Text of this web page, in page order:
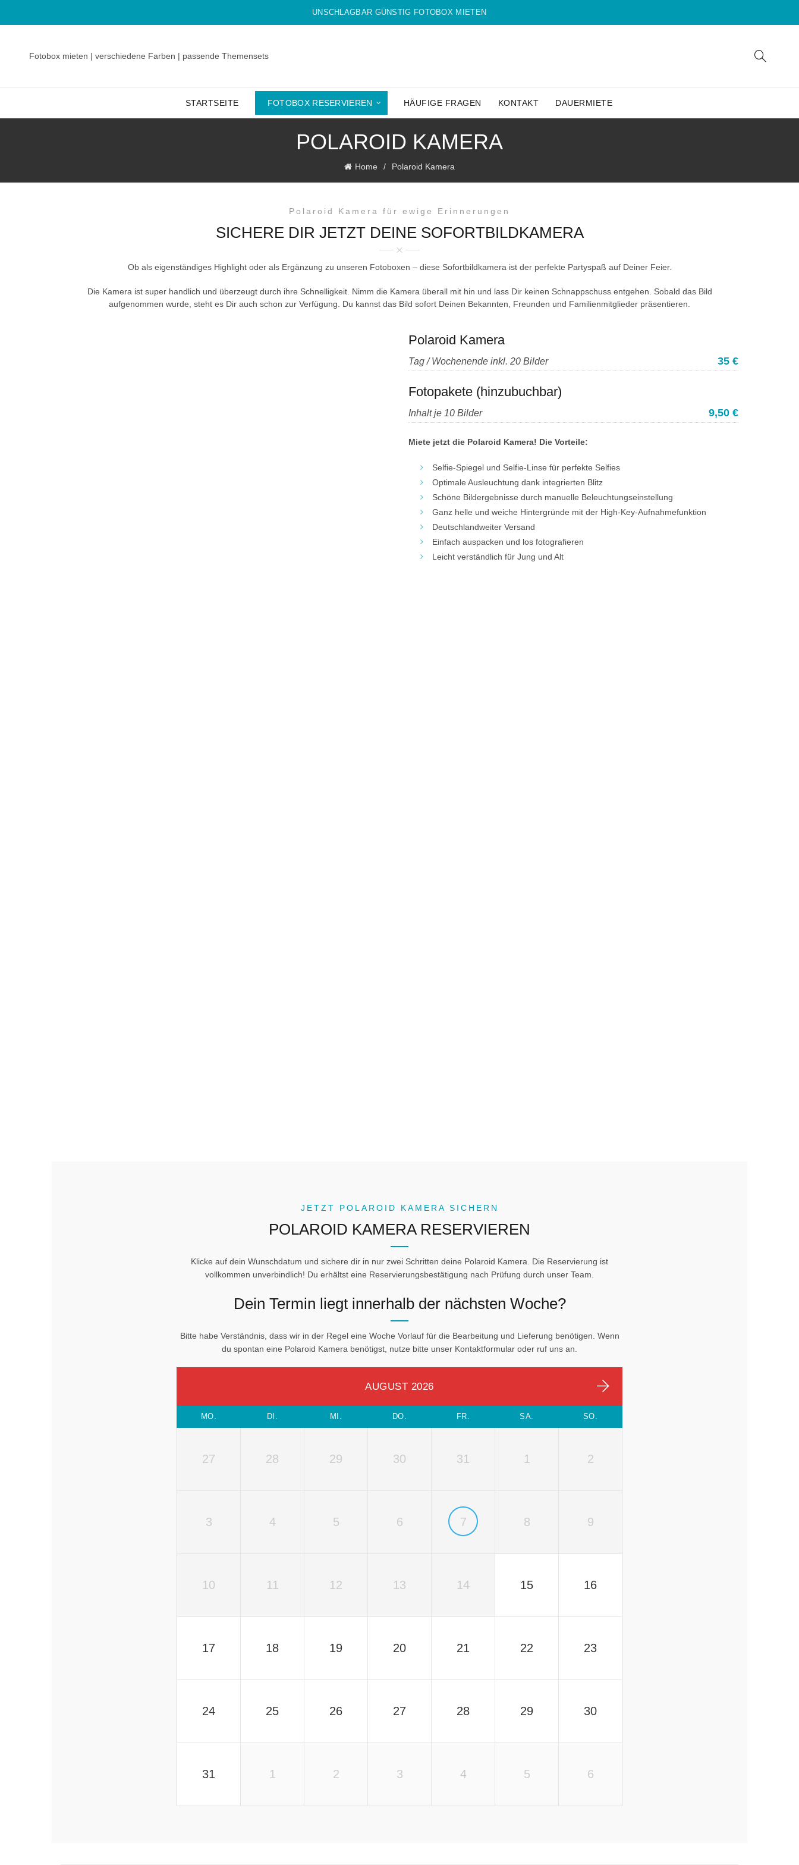
UNSCHLAGBAR GÜNSTIG FOTOBOX MIETEN
Fotobox mieten | verschiedene Farben | passende Themensets
STARTSEITE FOTOBOX RESERVIEREN HÄUFIGE FRAGEN KONTAKT DAUERMIETE
POLAROID KAMERA
Home Polaroid Kamera
Polaroid Kamera für ewige Erinnerungen
SICHERE DIR JETZT DEINE SOFORTBILDKAMERA
Ob als eigenständiges Highlight oder als Ergänzung zu unseren Fotoboxen – diese Sofortbildkamera ist der perfekte Partyspaß auf Deiner Feier.
Die Kamera ist super handlich und überzeugt durch ihre Schnelligkeit. Nimm die Kamera überall mit hin und lass Dir keinen Schnappschuss entgehen. Sobald das Bild
aufgenommen wurde, steht es Dir auch schon zur Verfügung. Du kannst das Bild sofort Deinen Bekannten, Freunden und Familienmitglieder präsentieren.
Polaroid Kamera
Tag / Wochenende inkl. 20 Bilder 35 €
Fotopakete (hinzubuchbar)
Inhalt je 10 Bilder 9,50 €
Miete jetzt die Polaroid Kamera! Die Vorteile:
Selfie-Spiegel und Selfie-Linse für perfekte Selfies
Optimale Ausleuchtung dank integrierten Blitz
Schöne Bildergebnisse durch manuelle Beleuchtungseinstellung
Ganz helle und weiche Hintergründe mit der High-Key-Aufnahmefunktion
Deutschlandweiter Versand
Einfach auspacken und los fotografieren
Leicht verständlich für Jung und Alt
JETZT POLAROID KAMERA SICHERN
POLAROID KAMERA RESERVIEREN
Klicke auf dein Wunschdatum und sichere dir in nur zwei Schritten deine Polaroid Kamera. Die Reservierung ist
vollkommen unverbindlich! Du erhältst eine Reservierungsbestätigung nach Prüfung durch unser Team.
Dein Termin liegt innerhalb der nächsten Woche?
Bitte habe Verständnis, dass wir in der Regel eine Woche Vorlauf für die Bearbeitung und Lieferung benötigen. Wenn
du spontan eine Polaroid Kamera benötigst, nutze bitte unser Kontaktformular oder ruf uns an.
AUGUST 2026
MO. DI. MI. DO. FR. SA. SO.
27 28 29 30 31 1 2
3 4 5 6 7 8 9
10 11 12 13 14 15 16
17 18 19 20 21 22 23
24 25 26 27 28 29 30
31 1 2 3 4 5 6